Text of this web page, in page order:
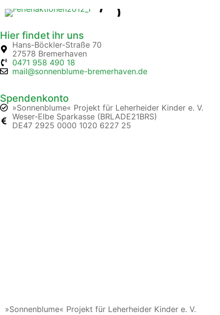
Hier findet ihr uns
Hans-Böckler-Straße 70
27578 Bremerhaven
0471 958 490 18
mail@sonnenblume-bremerhaven.de
Spendenkonto
»Sonnenblume« Projekt für Leherheider Kinder e. V.
Weser-Elbe Sparkasse (BRLADE21BRS)
DE47 2925 0000 1020 6227 25
»Sonnenblume« Projekt für Leherheider Kinder e. V.